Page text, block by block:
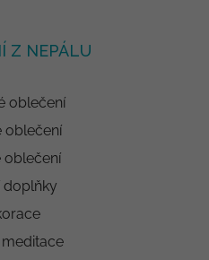
Z NEPÁLU
oblečení
oblečení
oblečení
doplňky